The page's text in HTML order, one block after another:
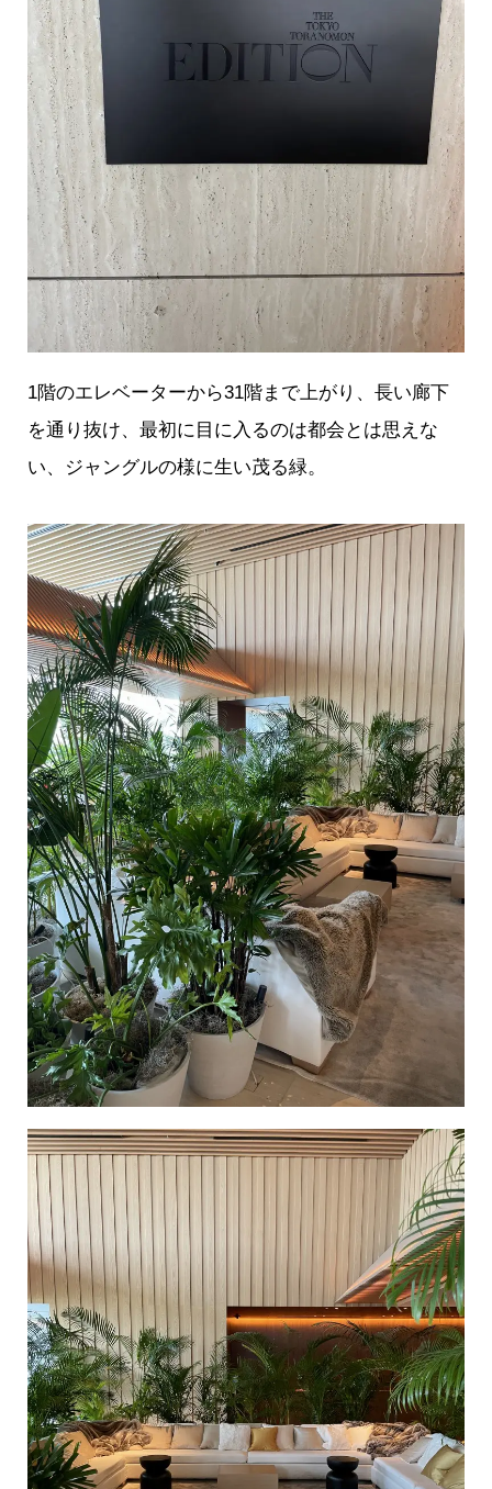
1階のエレベーターから31階まで上がり、長い廊下
を通り抜け、最初に目に入るのは都会とは思えな
い、ジャングルの様に生い茂る緑。